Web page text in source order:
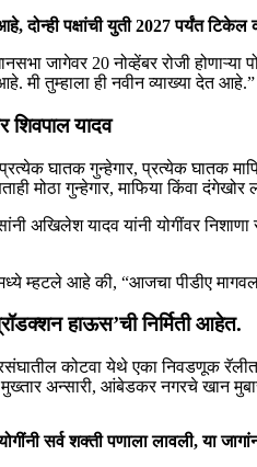
दोन्ही पक्षांची युती 2027 पर्यंत टिकेल
जागेवर 20 नोव्हेंबर रोजी
मी तुम्हाला ही नवीन व्याख्या देत आहे.”
यादव
घातक गुन्हेगार, प्रत्येक घातक
मोठा गुन्हेगार, माफिया किंवा
अखिलेश यादव यांनी योगींवर
म्हटले आहे की, “आजचा पीडीए
हाऊस’ची निर्मिती आहेत.
कोटवा येथे एका निवडणूक रॅलीत
अन्सारी, आंबेडकर नगरचे खान
सर्व शक्ती पणाला लावली, या